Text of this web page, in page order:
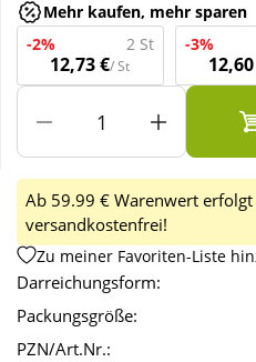
Sport & Fitness
Tierbedarf
Wellness
Mehr kaufen, mehr sparen
-2%
2 St
12,73 €/ St
-3%
Ab 59.99 € Warenwert
versandkostenfrei!
Zu meiner Favoriten-Liste
Darreichungsform:
Packungsgröße:
PZN/Art.Nr.: